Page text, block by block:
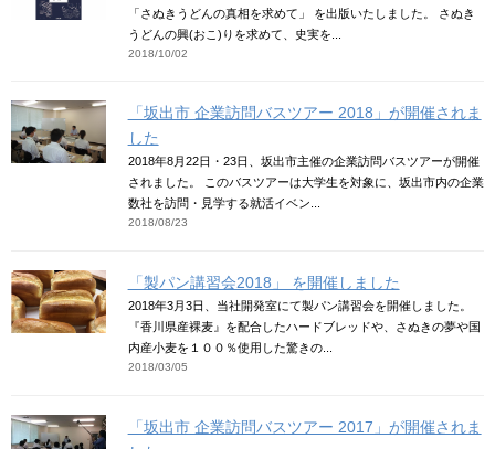
「さぬきうどんの真相を求めて」 を出版いたしました。 さぬき
うどんの興(おこ)りを求めて、史実を...
2018/10/02
「坂出市 企業訪問バスツアー 2018」が開催されま
した
2018年8月22日・23日、坂出市主催の企業訪問バスツアーが開催
されました。 このバスツアーは大学生を対象に、坂出市内の企業
数社を訪問・見学する就活イベン...
2018/08/23
「製パン講習会2018」 を開催しました
2018年3月3日、当社開発室にて製パン講習会を開催しました。
『香川県産裸麦』を配合したハードブレッドや、さぬきの夢や国
内産小麦を１００％使用した驚きの...
2018/03/05
「坂出市 企業訪問バスツアー 2017」が開催されま